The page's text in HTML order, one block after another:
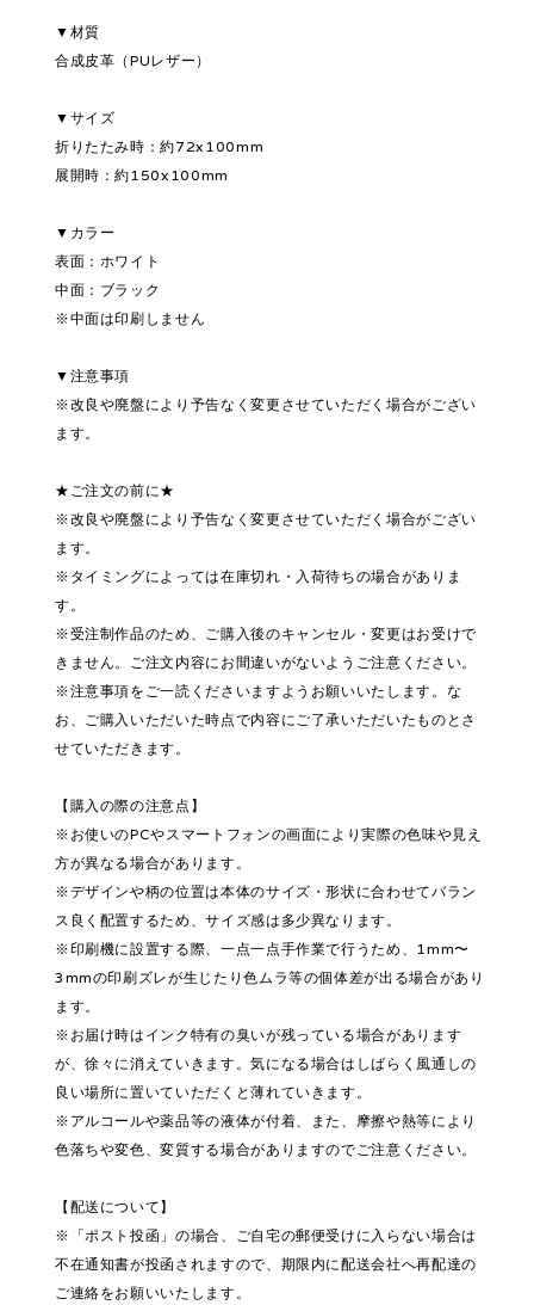
▼材質
合成皮革（PUレザー）
▼サイズ
折りたたみ時：約72x100mm
展開時：約150x100mm
▼カラー
表面：ホワイト
中面：ブラック
※中面は印刷しません
▼注意事項
※改良や廃盤により予告なく変更させていただく場合がござい
ます。
★ご注文の前に★
※改良や廃盤により予告なく変更させていただく場合がござい
ます。
※タイミングによっては在庫切れ・入荷待ちの場合がありま
す。
※受注制作品のため、ご購入後のキャンセル・変更はお受けで
きません。ご注文内容にお間違いがないようご注意ください。
※注意事項をご一読くださいますようお願いいたします。な
お、ご購入いただいた時点で内容にご了承いただいたものとさ
せていただきます。
【購入の際の注意点】
※お使いのPCやスマートフォンの画面により実際の色味や見え
方が異なる場合があります。
※デザインや柄の位置は本体のサイズ・形状に合わせてバラン
ス良く配置するため、サイズ感は多少異なります。
※印刷機に設置する際、一点一点手作業で行うため、1mm〜
3mmの印刷ズレが生じたり色ムラ等の個体差が出る場合があり
ます。
※お届け時はインク特有の臭いが残っている場合があります
が、徐々に消えていきます。気になる場合はしばらく風通しの
良い場所に置いていただくと薄れていきます。
※アルコールや薬品等の液体が付着、また、摩擦や熱等により
色落ちや変色、変質する場合がありますのでご注意ください。
【配送について】
※「ポスト投函」の場合、ご自宅の郵便受けに入らない場合は
不在通知書が投函されますので、期限内に配送会社へ再配達の
ご連絡をお願いいたします。